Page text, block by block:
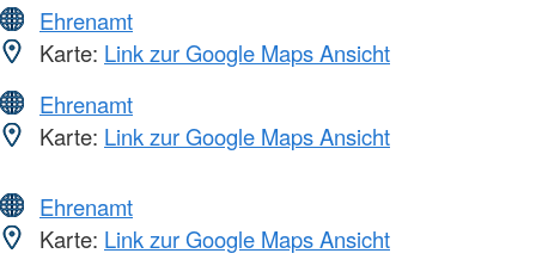
Ehrenamt
Karte: Link zur Google Maps Ansicht
Ehrenamt
Karte: Link zur Google Maps Ansicht
Ehrenamt
Karte: Link zur Google Maps Ansicht